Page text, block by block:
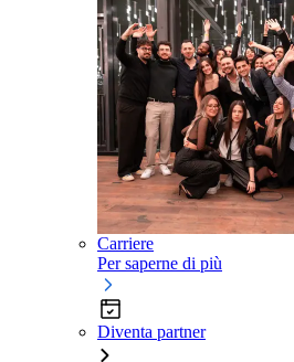
Carriere
Per saperne di più
Diventa partner